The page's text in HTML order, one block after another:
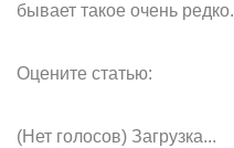
бывает такое очень редко.
Оцените статью:
(Нет голосов) Загрузка...